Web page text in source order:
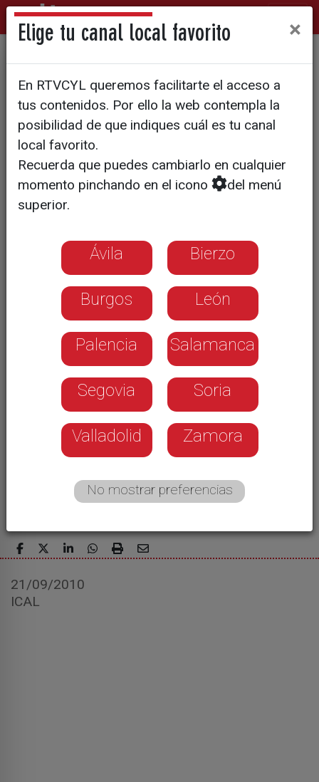
Una exposición muestra en la
Casa Revilla el Valladolid de
principios del S. XX
Reúne 80 clichés originales y sus
reproducciones fotográficas
edificios ya desaparecidos de la
ciudad
Forman parte de los fondos del
conocido fototipista Thomas
21/09/2010
ICAL
Elige tu canal local favorito ×
En RTVCYL queremos facilitarte el acceso a
tus contenidos. Por ello la web contempla la
posibilidad de que indiques cuál es tu canal
local favorito.
Recuerda que puedes cambiarlo en cualquier
momento pinchando en el icono
del menú
superior.
Ávila Bierzo
Burgos León
Palencia Salamanca
Segovia Soria
Valladolid Zamora
No mostrar preferencias